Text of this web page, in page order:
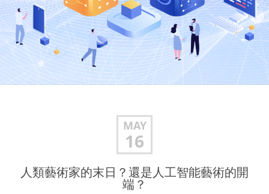
MAY
16
人類藝術家的末日？還是人工智能藝術的開
端？